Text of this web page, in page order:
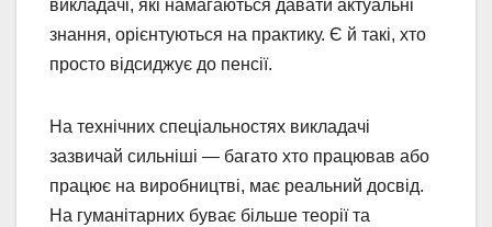
викладачі, які намагаються давати актуальні
знання, орієнтуються на практику. Є й такі, хто
просто відсиджує до пенсії.
На технічних спеціальностях викладачі
зазвичай сильніші — багато хто працював або
працює на виробництві, має реальний досвід.
На гуманітарних буває більше теорії та